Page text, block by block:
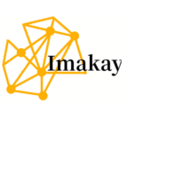
to
content